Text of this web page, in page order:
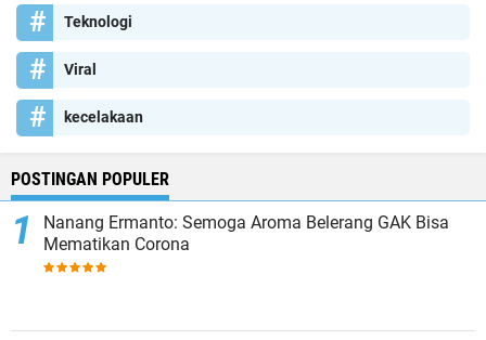
Teknologi
Viral
kecelakaan
POSTINGAN POPULER
Nanang Ermanto: Semoga Aroma Belerang GAK Bisa
Mematikan Corona